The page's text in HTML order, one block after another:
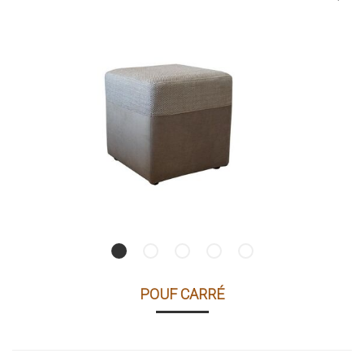
POUF CARRÉ